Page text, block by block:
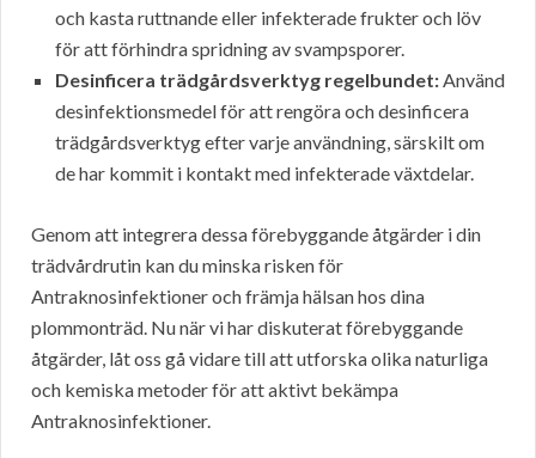
och kasta ruttnande eller infekterade frukter och löv
för att förhindra spridning av svampsporer.
Desinficera trädgårdsverktyg regelbundet:Använd
desinfektionsmedel för att rengöra och desinficera
trädgårdsverktyg efter varje användning, särskilt om
de har kommit i kontakt med infekterade växtdelar.
Genom att integrera dessa förebyggande åtgärder i din
trädvårdrutin kan du minska risken för
Antraknosinfektioner och främja hälsan hos dina
plommonträd. Nu när vi har diskuterat förebyggande
åtgärder, låt oss gå vidare till att utforska olika naturliga
och kemiska metoder för att aktivt bekämpa
Antraknosinfektioner.